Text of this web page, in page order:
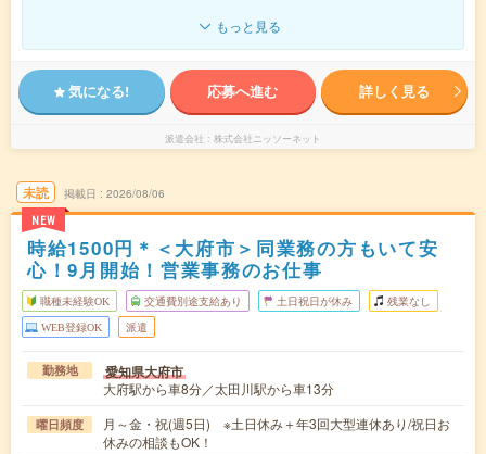
もっと見る
気になる! 応募へ進む 詳しく見る
派遣会社 株式会社ニッソーネット
未読
NEW
掲載日 2026/08/06
時給1500円＊＜大府市＞同業務の方もいて安
心！9月開始！営業事務のお仕事
職種未経験OK 交通費別途支給あり 土日祝日が休み 残業なし
WEB登録OK 派遣
勤務地 愛知県大府市
大府駅から車8分／太田川駅から車13分
曜日頻度
月～金・祝(週5日) ※土日休み＋年3回大型連休あり/祝日お
休みの相談もOK！